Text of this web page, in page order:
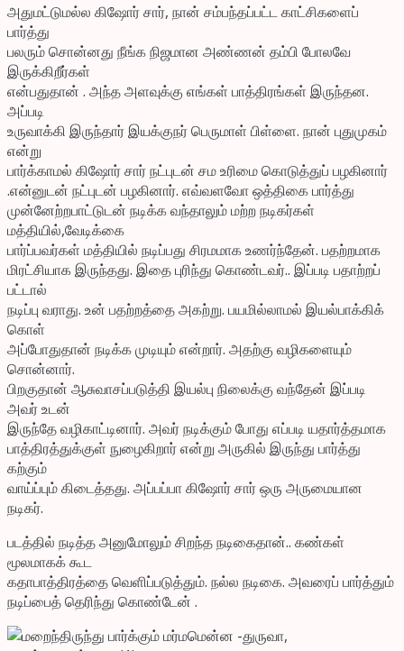
அதுமட்டுமல்ல கிஷோர் சார், நான் சம்பந்தப்பட்ட காட்சிகளைப்
பார்த்து
பலரும் சொன்னது நீங்க நிஜமான அண்ணன் தம்பி போலவே
இருக்கிறீர்கள்
என்பதுதான் . அந்த அளவுக்கு எங்கள் பாத்திரங்கள் இருந்தன.
அப்படி
உருவாக்கி இருந்தார் இயக்குநர் பெருமாள் பிள்ளை. நான் புதுமுகம்
என்று
பார்க்காமல் கிஷோர் சார் நட்புடன் சம உரிமை கொடுத்துப் பழகினார்
.என்னுடன் நட்புடன் பழகினார். எவ்வளவோ ஒத்திகை பார்த்து
முன்னேற்றபாட்டுடன் நடிக்க வந்தாலும் மற்ற நடிகர்கள்
மத்தியில்,வேடிக்கை
பார்ப்பவர்கள் மத்தியில் நடிப்பது சிரமமாக உணர்ந்தேன். பதற்றமாக
மிரட்சியாக இருந்தது. இதை புரிந்து கொண்டவர்.. இப்படி பதாற்றப்
பட்டால்
நடிப்பு வராது. உன் பதற்றத்தை அகற்று. பயமில்லாமல் இயல்பாக்கிக்
கொள்
அப்போதுதான் நடிக்க முடியும் என்றார். அதற்கு வழிகளையும்
சொன்னார்.
பிறகுதான் ஆசுவாசப்படுத்தி இயல்பு நிலைக்கு வந்தேன் இப்படி
அவர் உடன்
இருந்தே வழிகாட்டினார். அவர் நடிக்கும் போது எப்படி யதார்த்தமாக
பாத்திரத்துக்குள் நுழைகிறார் என்று அருகில் இருந்து பார்த்து
கற்கும்
வாய்ப்பும் கிடைத்தது. அப்பப்பா கிஷோர் சார் ஒரு அருமையான
நடிகர்.
படத்தில் நடித்த அனுமோலும் சிறந்த நடிகைதான்.. கண்கள்
மூலமாகக் கூட
கதாபாத்திரத்தை வெளிப்படுத்தும். நல்ல நடிகை. அவரைப் பார்த்தும்
நடிப்பைத் தெரிந்து கொண்டேன் .